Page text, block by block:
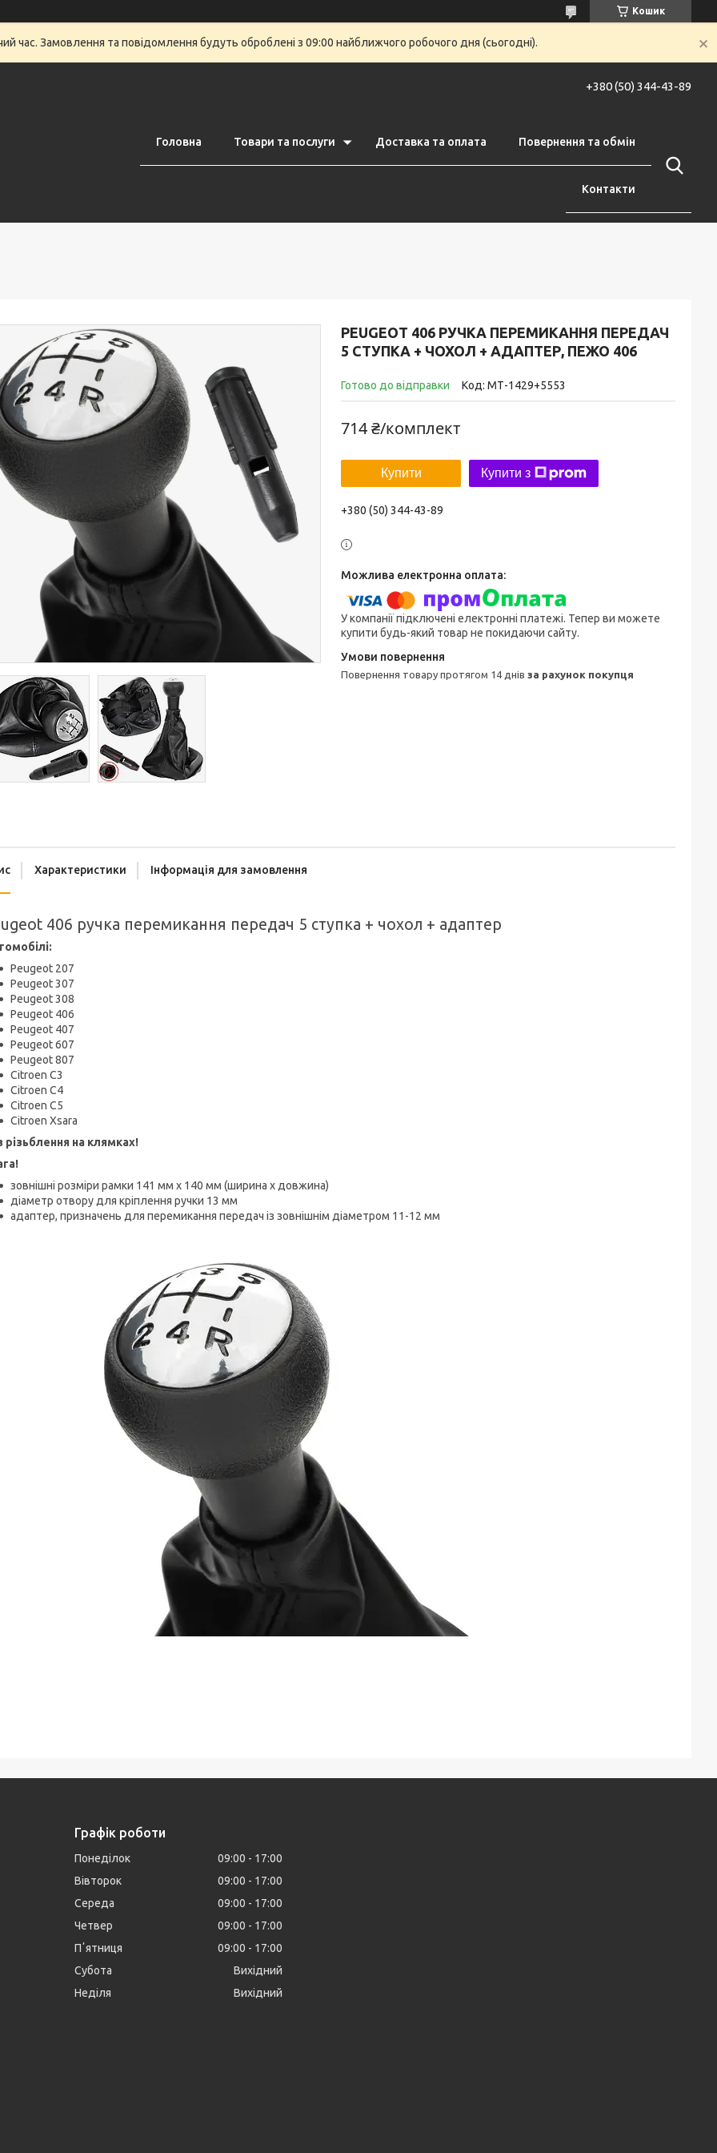
Кошик
час. Замовлення та повідомлення будуть оброблені з 09:00 найближчого робочого дня (сьогодні).
+380 (50) 344-43-89
Головна Товари та послуги Доставка та оплата Повернення та обмін
Контакти
PEUGEOT 406 РУЧКА ПЕРЕМИКАННЯ ПЕРЕДАЧ
5 СТУПКА + ЧОХОЛ + АДАПТЕР, ПЕЖО 406
Готово до відправки Код: МТ-1429+5553
714 ₴/комплект
Купити Купити з
+380 (50) 344-43-89
У компанії підключені електронні платежі. Тепер ви можете
купити будь-який товар не покидаючи сайту.
повернення товару протягом 14 днів за рахунок покупця
Характеристики Інформація для замовлення
406 ручка перемикання передач 5 ступка + чохол + адаптер
Peugeot 207
Peugeot 307
Peugeot 308
Peugeot 406
Peugeot 407
Peugeot 607
Peugeot 807
Citroen C3
Citroen C4
Citroen C5
Citroen Xsara
різьблення на клямках!
зовнішні розміри рамки 141 мм х 140 мм (ширина х довжина)
діаметр отвору для кріплення ручки 13 мм
адаптер, призначень для перемикання передач із зовнішнім діаметром 11-12 мм
Графік роботи
Понеділок 09:00
17:00
Вівторок
09:00
17:00
Середа
09:00
17:00
Четвер
09:00
17:00
Пʼятниця
09:00
17:00
Субота
Вихідний
Неділя
Вихідний